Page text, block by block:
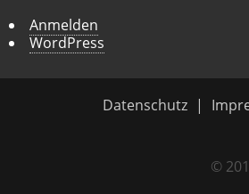
Anmelden
WordPress
Datenschutz
©